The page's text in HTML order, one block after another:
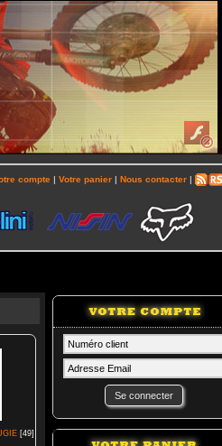
compte| Votre panier| Nous contacter|
[49]